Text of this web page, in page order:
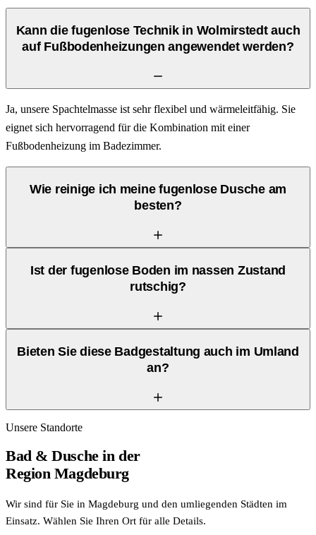
Kann die fugenlose Technik in Wolmirstedt auch
auf Fußbodenheizungen angewendet werden?
Ja, unsere Spachtelmasse ist sehr flexibel und wärmeleitfähig. Sie
eignet sich hervorragend für die Kombination mit einer
Fußbodenheizung im Badezimmer.
Wie reinige ich meine fugenlose Dusche am
besten?
Ist der fugenlose Boden im nassen Zustand
rutschig?
Bieten Sie diese Badgestaltung auch im Umland
an?
Unsere Standorte
Bad & Duschein der
Region Magdeburg
Wir sind für Sie in Magdeburg und den umliegenden Städten im
Einsatz. Wählen Sie Ihren Ort für alle Details.